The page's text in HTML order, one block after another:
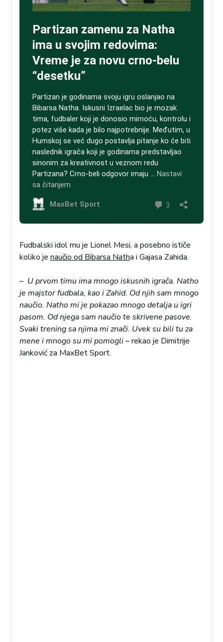
Fudbalski idol mu je Lionel Mesi, a posebno ističe
koliko je naučio od Bibarsa Natha i Gajasa Zahida.
– U prvom timu ima mnogo iskusnih igrača. Natho
je majstor fudbala, kao i Zahid. Od njih sam mnogo
naučio. Natho mi je pokazao mnogo detalja u igri
pasom. Od njega sam naučio te skrivene pasove.
Svaki trening sa njima mi znači. Uvek su bili tu za
mene i mnogo su mi pomogli– rekao je Dimitrije
Janković za MaxBet Sport.